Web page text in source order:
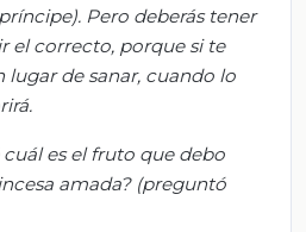
Pero deberás tener
el correcto, porque si te
lugar de sanar, cuando lo
es el fruto que debo
amada? (preguntó